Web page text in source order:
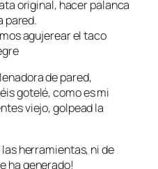
original, hacer palanca
pared.
agujerear el taco
de pared,
gotelé, como es mi
viejo, golpead la
las herramientas, ni de
ha generado!